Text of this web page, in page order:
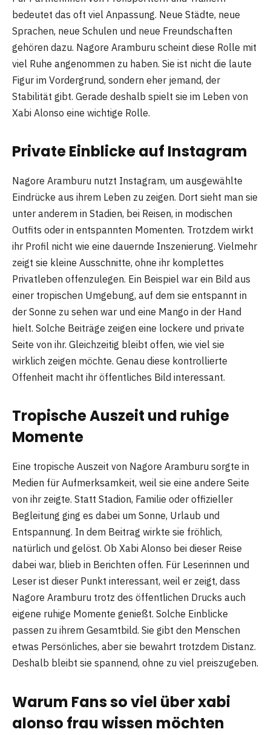
bedeutet das oft viel Anpassung. Neue Städte, neue
Sprachen, neue Schulen und neue Freundschaften
gehören dazu. Nagore Aramburu scheint diese Rolle mit
viel Ruhe angenommen zu haben. Sie ist nicht die laute
Figur im Vordergrund, sondern eher jemand, der
Stabilität gibt. Gerade deshalb spielt sie im Leben von
Xabi Alonso eine wichtige Rolle.
Private Einblicke auf Instagram
Nagore Aramburu nutzt Instagram, um ausgewählte
Eindrücke aus ihrem Leben zu zeigen. Dort sieht man sie
unter anderem in Stadien, bei Reisen, in modischen
Outfits oder in entspannten Momenten. Trotzdem wirkt
ihr Profil nicht wie eine dauernde Inszenierung. Vielmehr
zeigt sie kleine Ausschnitte, ohne ihr komplettes
Privatleben offenzulegen. Ein Beispiel war ein Bild aus
einer tropischen Umgebung, auf dem sie entspannt in
der Sonne zu sehen war und eine Mango in der Hand
hielt. Solche Beiträge zeigen eine lockere und private
Seite von ihr. Gleichzeitig bleibt offen, wie viel sie
wirklich zeigen möchte. Genau diese kontrollierte
Offenheit macht ihr öffentliches Bild interessant.
Tropische Auszeit und ruhige
Momente
Eine tropische Auszeit von Nagore Aramburu sorgte in
Medien für Aufmerksamkeit, weil sie eine andere Seite
von ihr zeigte. Statt Stadion, Familie oder offizieller
Begleitung ging es dabei um Sonne, Urlaub und
Entspannung. In dem Beitrag wirkte sie fröhlich,
natürlich und gelöst. Ob Xabi Alonso bei dieser Reise
dabei war, blieb in Berichten offen. Für Leserinnen und
Leser ist dieser Punkt interessant, weil er zeigt, dass
Nagore Aramburu trotz des öffentlichen Drucks auch
eigene ruhige Momente genießt. Solche Einblicke
passen zu ihrem Gesamtbild. Sie gibt den Menschen
etwas Persönliches, aber sie bewahrt trotzdem Distanz.
Deshalb bleibt sie spannend, ohne zu viel preiszugeben.
Warum Fans so viel über xabi
alonso frau wissen möchten